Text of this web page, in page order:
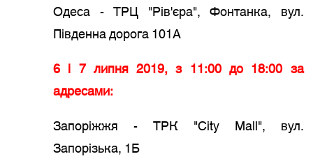
Одеса - ТРЦ "Рів'єра", Фонтанка, вул.
Південна дорога 101А
6 і 7 липня 2019, з 11:00 до 18:00 за
адресами:
Запоріжжя - ТРК "Сity Mall", вул.
Запорізька, 1Б